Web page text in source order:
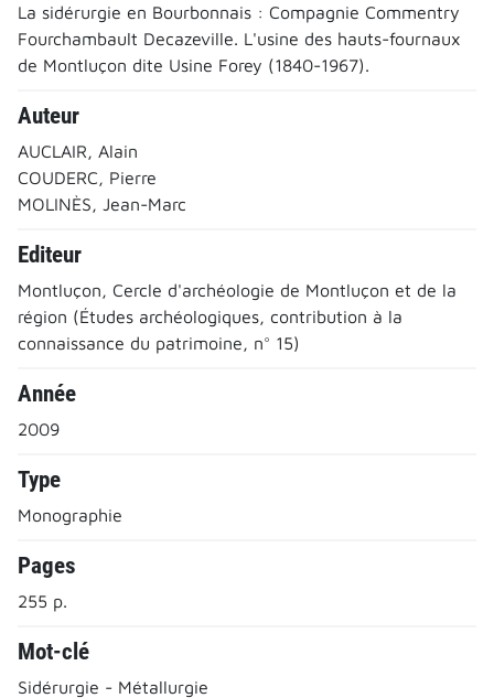
La sidérurgie en Bourbonnais : Compagnie Commentry
Fourchambault Decazeville. L'usine des hauts-fournaux
de Montluçon dite Usine Forey (1840-1967).
Auteur
AUCLAIR, Alain
COUDERC, Pierre
MOLINÈS, Jean-Marc
Editeur
Montluçon, Cercle d'archéologie de Montluçon et de la
région (Études archéologiques, contribution à la
connaissance du patrimoine, n° 15)
Année
2009
Type
Monographie
Pages
255 p.
Mot-clé
Sidérurgie - Métallurgie